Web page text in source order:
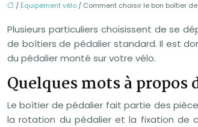
/ Équipement vélo / Comment choisir le bon boîtier
Plusieurs particuliers choisissent de se
de boîtiers de pédalier standard. Il est
du pédalier monté sur votre vélo.
Quelques mots à
Le boîtier de pédalier fait partie des
la rotation du pédalier et la fixation de